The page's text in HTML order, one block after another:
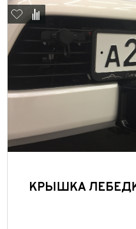
КРЫШКА ЛЕБЕДКИ